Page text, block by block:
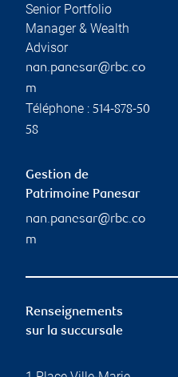
Senior Portfolio
Manager & Wealth
Advisor
nan.panesar@rbc.co
m
Téléphone : 514-878-50
58
Gestion de
Patrimoine Panesar
nan.panesar@rbc.co
m
Renseignements
sur la succursale